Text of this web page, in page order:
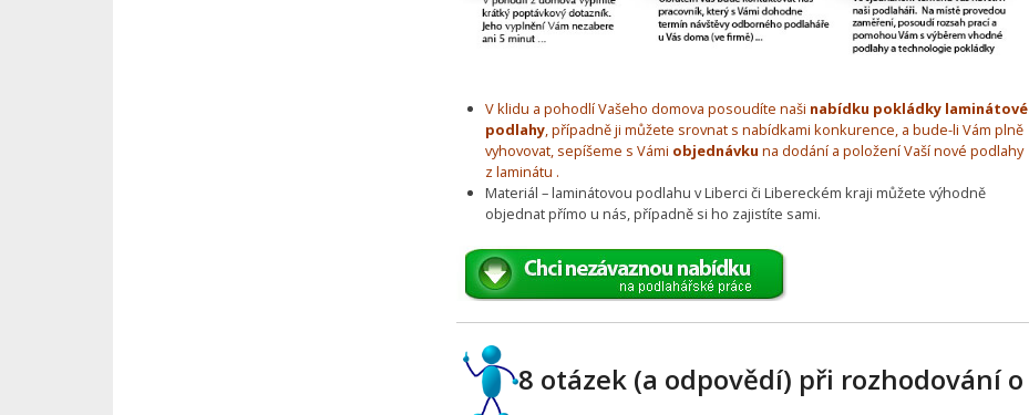
V klidu a pohodlí Vašeho domova posoudíte naši nabídku pokládky laminátové
podlahy, případně ji můžete srovnat s nabídkami konkurence, a bude-li Vám plně
vyhovovat, sepíšeme s Vámi objednávku na dodání a položení Vaší nové podlahy
z laminátu .
Materiál – laminátovou podlahu v Liberci či Libereckém kraji můžete výhodně
objednat přímo u nás, případně si ho zajistíte sami.
8 otázek (a odpovědí) při rozhodování o